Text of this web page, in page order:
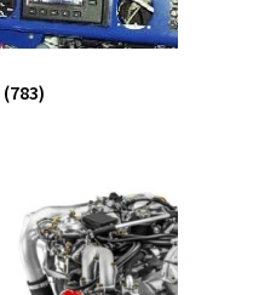
(783)